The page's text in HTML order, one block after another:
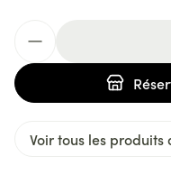
Voir tous les produits